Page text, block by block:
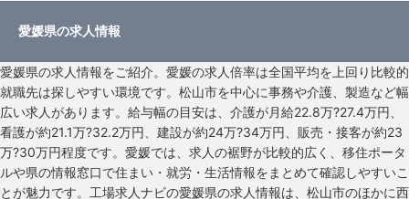
愛媛県の求人情報
愛媛県の求人情報をご紹介。愛媛の求人倍率は全国平均を上回り比較的
就職先は探しやすい環境です。松山市を中心に事務や介護、製造など幅
広い求人があります。給与幅の目安は、介護が月給22.8万?27.4万円、
看護が約21.1万?32.2万円、建設が約24万?34万円、販売・接客が約23
万?30万円程度です。愛媛では、求人の裾野が比較的広く、移住ポータ
ルや県の情報窓口で住まい・就労・生活情報をまとめて確認しやすいこ
とが魅力です。工場求人ナビの愛媛県の求人情報は、松山市のほかに西